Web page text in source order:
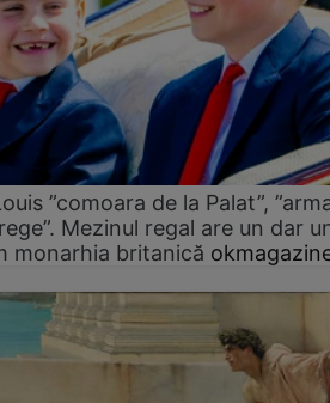
”comoara de la Palat”,
Mezinul regal are un dar
monarhia britanică